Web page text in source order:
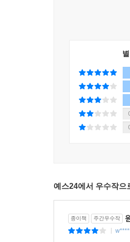
예스24에서 우수작으
종이책 주간우수작